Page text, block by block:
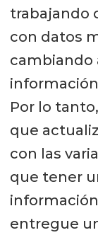
trabajando
con datos
cambiando
Por lo
que
con las
que tener
entregue